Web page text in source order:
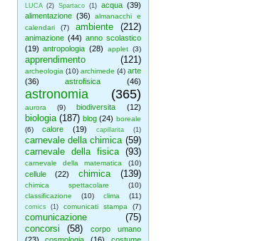
LUCA (2) Spartaco (1) acqua (39)
alimentazione (36)
almanacchi e
calendari
(7) ambiente (212)
animazione (44) anno scolastico
(19) antropologia (28) applet (3)
apprendimento (121)
archeologia (10) archimede (4) arte
(36)
astrofisica (46)
astronomia (365)
aurora (9) biodiversita (12)
biologia (187) blog (24) boreale
(6)
calore (19) capillarita (1)
carnevale della chimica (59)
carnevale della fisica
(93)
carnevale della matematica (10)
cellule (22) chimica (139)
chimica spettacolare
(10)
classificazione
(10) clima (11)
comics (1) comunicati stampa (7)
comunicazione
(75)
concorsi
(58)
corpo umano